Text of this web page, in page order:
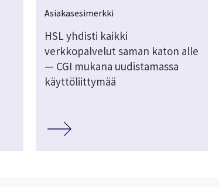
Asiakasesimerkki
HSL yhdisti kaikki
verkkopalvelut saman katon alle
— CGI mukana uudistamassa
käyttöliittymää